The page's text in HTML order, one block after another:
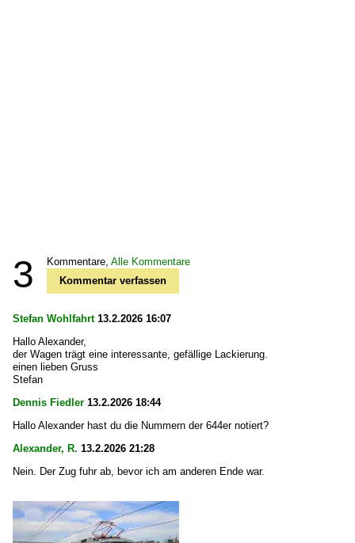
3 Kommentare, Alle Kommentare
Kommentar verfassen
Stefan Wohlfahrt13.2.2026 16:07
Hallo Alexander,
der Wagen trägt eine interessante, gefällige Lackierung.
einen lieben Gruss
Stefan
Dennis Fiedler 13.2.2026 18:44
Hallo Alexander hast du die Nummern der 644er notiert?
Alexander, R. 13.2.2026 21:28
Nein. Der Zug fuhr ab, bevor ich am anderen Ende war.